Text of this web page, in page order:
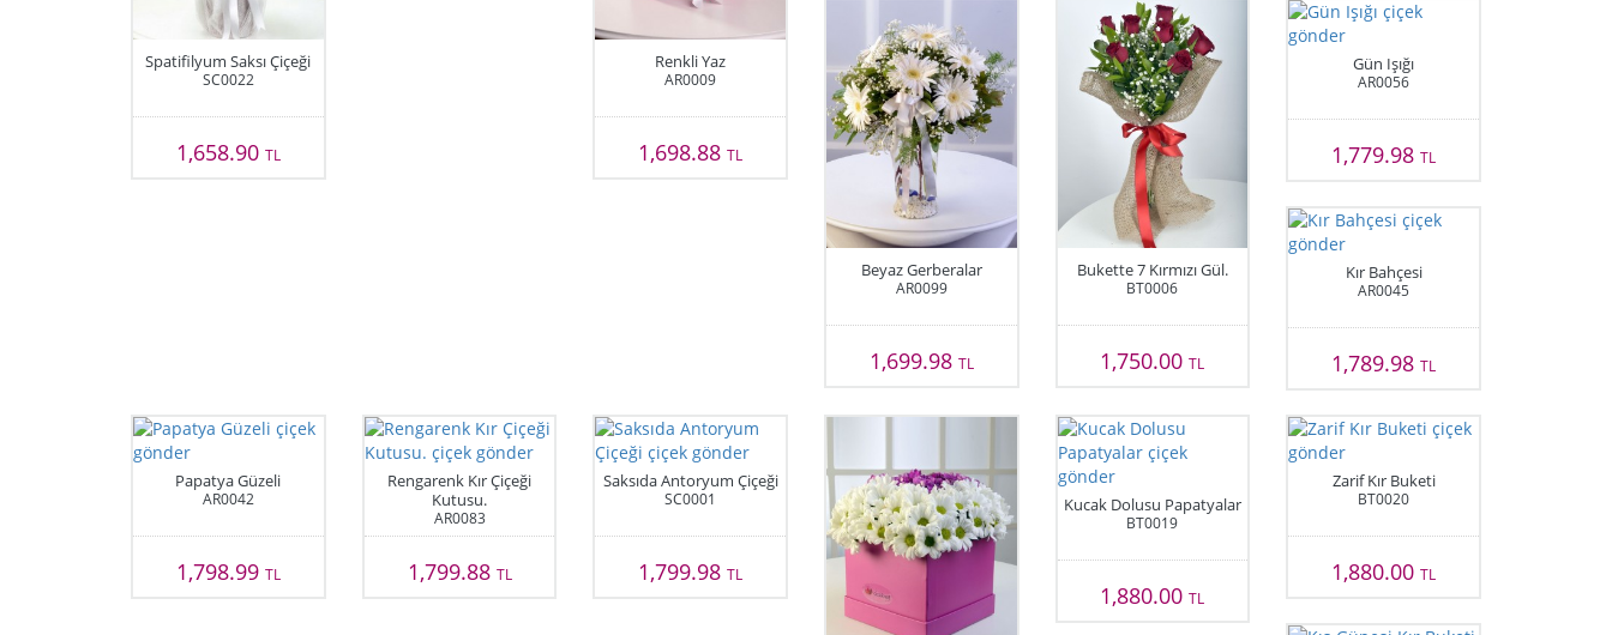
Spatifilyum Saksı Çiçeği
SC0022
1,658.90 TL
Renkli Yaz
AR0009
1,698.88TL
Beyaz Gerberalar
AR0099
1,699.98 TL
Bukette 7 Kırmızı Gül.
BT0006
1,750.00TL
Gün Işığı
AR0056
1,779.98TL
Kır Bahçesi
AR0045
1,789.98TL
Papatya Güzeli
AR0042
1,798.99 TL
Rengarenk Kır Çiçeği
Kutusu.
AR0083
1,799.88 TL
Saksıda Antoryum Çiçeği
SC0001
1,799.98TL
Kucak Dolusu Papatyalar
BT0019
1,880.00TL
Zarif Kır Buketi
BT0020
1,880.00TL